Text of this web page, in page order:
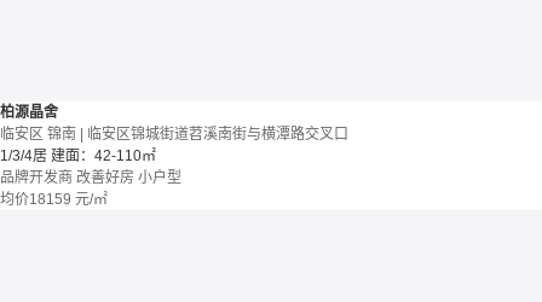
柏源晶舍
临安区 锦南 | 临安区锦城街道苕溪南街与横潭路交叉口
1/3/4居 建面：42-110㎡
品牌开发商 改善好房 小户型
均价18159 元/㎡